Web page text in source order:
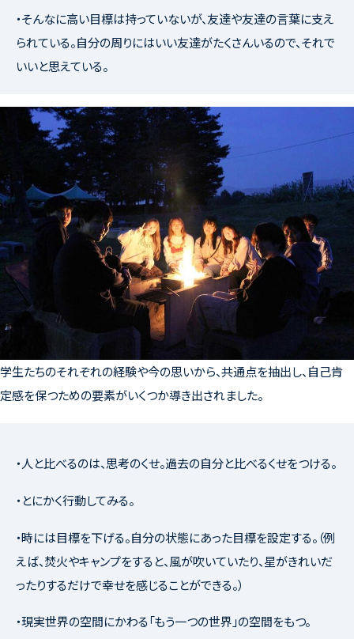
・そんなに高い目標は持っていないが、友達や友達の言葉に支え
られている。自分の周りにはいい友達がたくさんいるので、それで
いいと思えている。
学生たちのそれぞれの経験や今の思いから、共通点を抽出し、自己肯
定感を保つための要素がいくつか導き出されました。
・人と比べるのは、思考のくせ。過去の自分と比べるくせをつける。
・とにかく行動してみる。
・時には目標を下げる。自分の状態にあった目標を設定する。（例
えば、焚火やキャンプをすると、風が吹いていたり、星がきれいだ
ったりするだけで幸せを感じることができる。）
・現実世界の空間にかわる「もう一つの世界」の空間をもつ。